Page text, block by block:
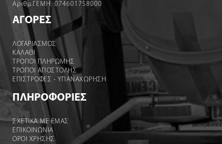
Αριθμ.ΓΕΜΗ: 074601758000
ΑΓΟΡΕΣ
ΛΟΓΑΡΙΑΣΜΌΣ
ΚΑΛΆΘΙ
ΤΡΟΠΟΙ ΠΛΗΡΩΜΗΣ
ΤΡΟΠΟΙ ΑΠΟΣΤΟΛΉΣ
ΕΠΙΣΤΡΟΦΕΣ - ΥΠΑΝΑΧΩΡΗΣΗ
ΠΛΗΡΟΦΟΡΙΕΣ
ΣΧΕΤΙΚΑ ΜΕ ΕΜΑΣ
ΕΠΙΚΟΙΝΩΝΙΑ
ΟΡΟΙ ΧΡΉΣΗΣ